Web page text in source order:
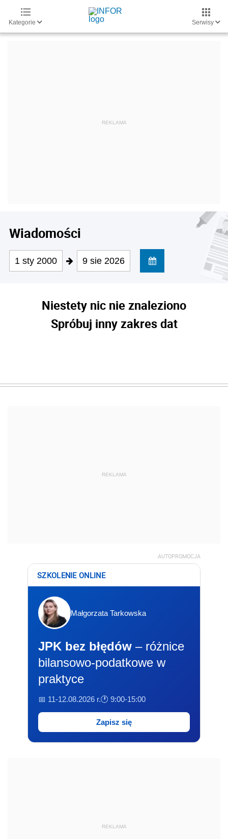
Kategorie Serwisy
Wiadomości
1 sty 2000 9 sie 2026
Niestety nic nie znaleziono
Spróbuj inny zakres dat
REKLAMA
AUTOPROMOCJA
SZKOLENIE ONLINE
Małgorzata Tarkowska
JPK bez błędów – różnice
bilansowo-podatkowe w
praktyce
📅 11-12.08.2026 r.🕐 9:00-15:00
Zapisz się
REKLAMA